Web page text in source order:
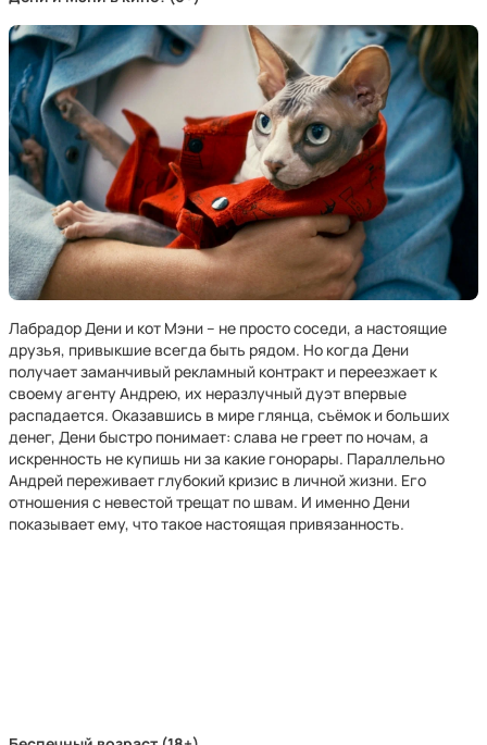
Лабрадор Дени и кот Мэни – не просто соседи, а настоящие
друзья, привыкшие всегда быть рядом. Но когда Дени
получает заманчивый рекламный контракт и переезжает к
своему агенту Андрею, их неразлучный дуэт впервые
распадается. Оказавшись в мире глянца, съёмок и больших
денег, Дени быстро понимает: слава не греет по ночам, а
искренность не купишь ни за какие гонорары. Параллельно
Андрей переживает глубокий кризис в личной жизни. Его
отношения с невестой трещат по швам. И именно Дени
показывает ему, что такое настоящая привязанность.